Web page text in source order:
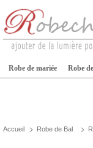
Robe de mariée Robe
Accueil Robe de Bal